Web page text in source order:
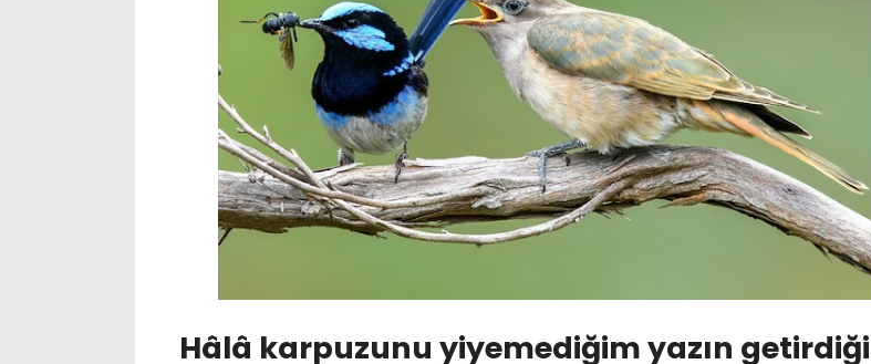
Hâlâ karpuzunu yiyemediğim yazın getirdiği